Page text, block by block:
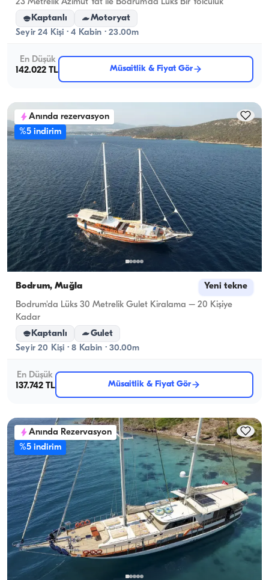
23 Metrelik Azimut Yat ile Bodrum'da Lüks Bir Yolculuk
Kaptanlı
Motoryat
Seyir 24 Kişi · 4 Kabin · 23.00m
En Düşük
142.022 TL
Müsaitlik & Fiyat Gör
Anında rezervasyon
%5 indirim
Bodrum, Muğla Yeni tekne
Bodrum'da Lüks 30 Metrelik Gulet Kiralama – 20 Kişiye
Kadar
Kaptanlı
Gulet
Seyir 20 Kişi · 8 Kabin · 30.00m
En Düşük
137.742 TL
Müsaitlik & Fiyat Gör
Anında Rezervasyon
%5 indirim